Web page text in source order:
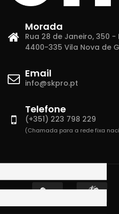
Morada
Rua 28 de Janeiro, 350 -
4400-335 Vila Nova de
Email
info@skpro.pt
Telefone
(+351) 223 798 229
(Chamada para a rede fixa